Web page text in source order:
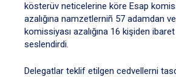
kösterüv neticelerine köre Esap
azalığına namzetlerniñ 57 adamdan
komissiyası azalığına 16 kişiden
seslendirdi.
Delegatlar teklif etilgen cedvellerni